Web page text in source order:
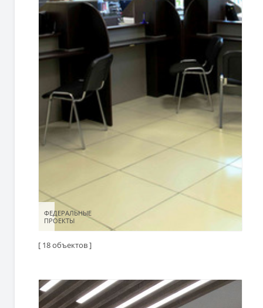
ФЕДЕРАЛЬНЫЕ
ПРОЕКТЫ
ФЕДЕРАЛЬНЫЕ
ПРОЕКТЫ
[ 18 объектов ]